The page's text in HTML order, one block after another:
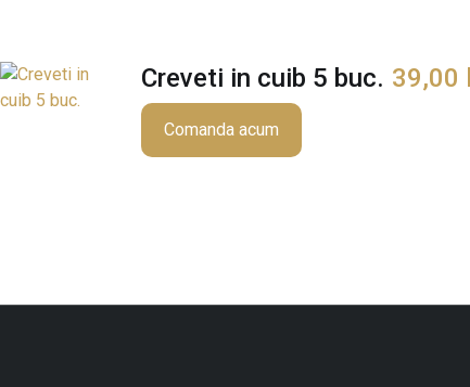
Creveti in cuib 5 buc. 39,00
Comanda acum